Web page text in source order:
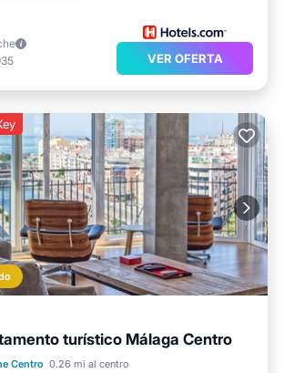
VER OFERTA
turístico Málaga Centro
Centro 0.26 mi al centro
Terraza
Cocina